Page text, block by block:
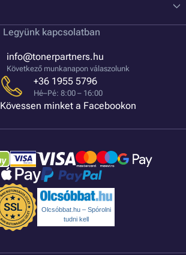
Legyünk kapcsolatban
info@tonerpartners.hu
Következő munkanapon válaszolunk
+36 1955 5796
Hé–Pé: 8:00 – 16:00
Kövessen minket a Facebookon
Olcsóbbat.hu – Spórolni
tudni kell